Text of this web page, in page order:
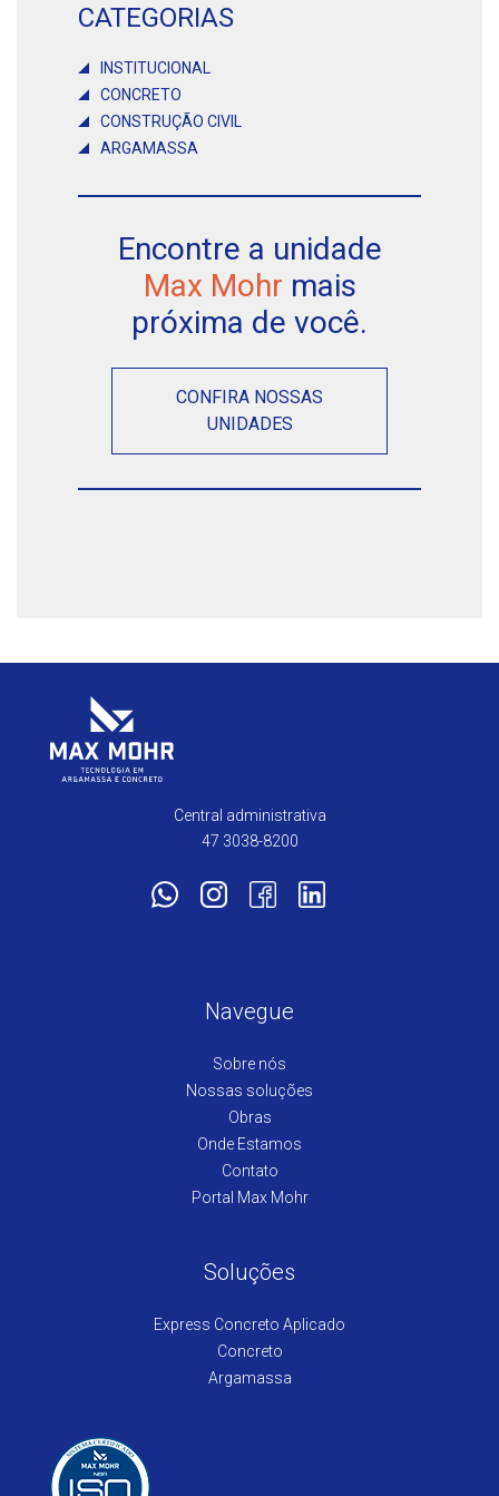
CATEGORIAS
INSTITUCIONAL
CONCRETO
CONSTRUÇÃO CIVIL
ARGAMASSA
Encontre a unidade
Max Mohr mais
próxima de você.
CONFIRA NOSSAS
UNIDADES
Central administrativa
47 3038-8200
Navegue
Sobre nós
Nossas soluções
Obras
Onde Estamos
Contato
Portal Max Mohr
Soluções
Express Concreto Aplicado
Concreto
Argamassa